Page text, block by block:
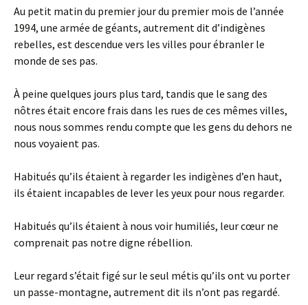
Au petit matin du premier jour du premier mois de l’année
1994, une armée de géants, autrement dit d’indigènes
rebelles, est descendue vers les villes pour ébranler le
monde de ses pas.
À peine quelques jours plus tard, tandis que le sang des
nôtres était encore frais dans les rues de ces mêmes villes,
nous nous sommes rendu compte que les gens du dehors ne
nous voyaient pas.
Habitués qu’ils étaient à regarder les indigènes d’en haut,
ils étaient incapables de lever les yeux pour nous regarder.
Habitués qu’ils étaient à nous voir humiliés, leur cœur ne
comprenait pas notre digne rébellion.
Leur regard s’était figé sur le seul métis qu’ils ont vu porter
un passe-montagne, autrement dit ils n’ont pas regardé.